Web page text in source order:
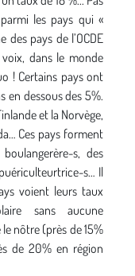
les pays qui «
pays de l’OCDE
dans le monde
! Certains pays ont
en dessous des 5%.
et la Norvège,
Ces pays forment
s, des
s… Il
voient leurs taux
sans aucune
nôtre (près de 15%
de 20% en région